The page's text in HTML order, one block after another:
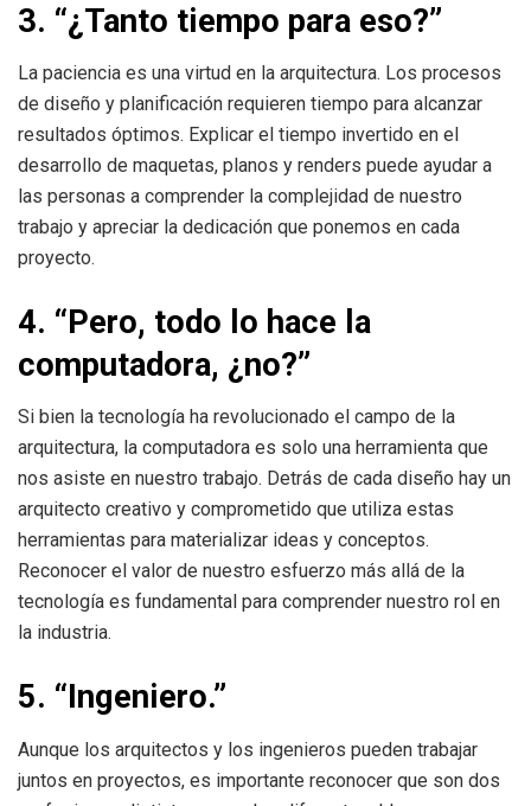
3. “¿Tanto tiempo para eso?”
La paciencia es una virtud en la arquitectura. Los procesos
de diseño y planificación requieren tiempo para alcanzar
resultados óptimos. Explicar el tiempo invertido en el
desarrollo de maquetas, planos y renders puede ayudar a
las personas a comprender la complejidad de nuestro
trabajo y apreciar la dedicación que ponemos en cada
proyecto.
4. “Pero, todo lo hace la
computadora, ¿no?”
Si bien la tecnología ha revolucionado el campo de la
arquitectura, la computadora es solo una herramienta que
nos asiste en nuestro trabajo. Detrás de cada diseño hay un
arquitecto creativo y comprometido que utiliza estas
herramientas para materializar ideas y conceptos.
Reconocer el valor de nuestro esfuerzo más allá de la
tecnología es fundamental para comprender nuestro rol en
la industria.
5. “Ingeniero.”
Aunque los arquitectos y los ingenieros pueden trabajar
juntos en proyectos, es importante reconocer que son dos